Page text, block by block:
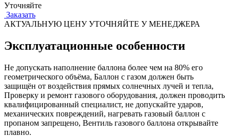
Уточняйте
Заказать
АКТУАЛЬНУЮ ЦЕНУ УТОЧНЯЙТЕ У МЕНЕДЖЕРА
Эксплуатационные особенности
Не допускать наполнение баллона более чем на 80% его
геометрического объёма, Баллон с газом должен быть
защищён от воздействия прямых солнечных лучей и тепла,
Проверку и ремонт газового оборудования, должен проводить
квалифицированный специалист, не допускайте ударов,
механических повреждений, нагревать газовый баллон с
пропаном запрещено, Вентиль газового баллона открывайте
плавно.